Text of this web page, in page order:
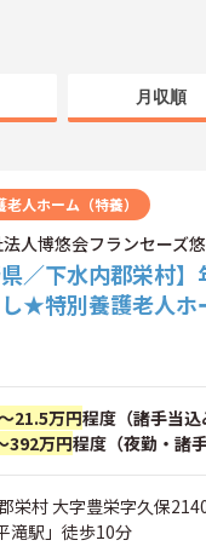
月収順
老人ホーム（特養）
人博悠会フランセーズ
県／下水内郡栄村
★特別養護老人ホ
21.5万円程度（諸手当込
392万円程度（夜勤・諸手
栄村 大字豊栄字久保
滝駅」徒歩10分